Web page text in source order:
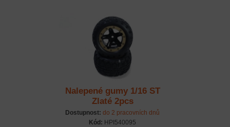
Nalepené gumy 1/16 ST
Zlaté 2pcs
Dostupnost: do 2 pracovních dnů
Kód: HPI540095